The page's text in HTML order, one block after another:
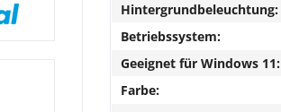
Hintergrundbeleuchtung:
Betriebssystem:
Geeignet für Windows 11:
Farbe: